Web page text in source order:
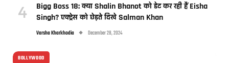
Bigg Boss 18: क्या Shalin Bhanot को डेट कर रही हैं Eisha
Singh? एक्ट्रेस को छेड़ते दिखे Salman Khan
Varsha Kharkhodia December 28, 2024
BOLLYWOOD